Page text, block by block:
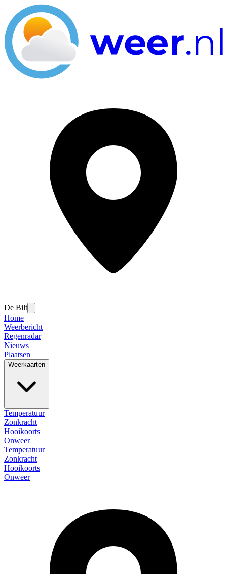
De Bilt
Home
Weerbericht
Regenradar
Nieuws
Plaatsen
Weerkaarten
Temperatuur
Zonkracht
Hooikoorts
Onweer
Temperatuur
Zonkracht
Hooikoorts
Onweer